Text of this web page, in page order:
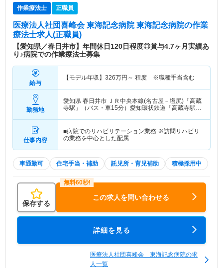
作業療法士 正職員
医療法人社団喜峰会 東海記念病院 東海記念病院の作業
療法士求人(正職員)
【愛知県／春日井市】年間休日120日程度◎賞与4.7ヶ月実績あ
り♪病院での作業療法士募集
給与
【モデル年収】 326万円～ 程度 ※職種手当含む
勤務地
愛知県 春日井市
ＪＲ中央本線(名古屋－塩尻)「高蔵
寺駅」（バス・車15分）愛知環状鉄道「高蔵寺駅」
仕事内容
■病院でのリハビリテーション業務 ※訪問リハビリ
の業務を中心とした配属
車通勤可 住宅手当・補助 託児所・育児補助 積極採用中
保存する
この求人を問い合わせる
詳細を見る
医療法人社団喜峰会 東海記念病院の求
人一覧